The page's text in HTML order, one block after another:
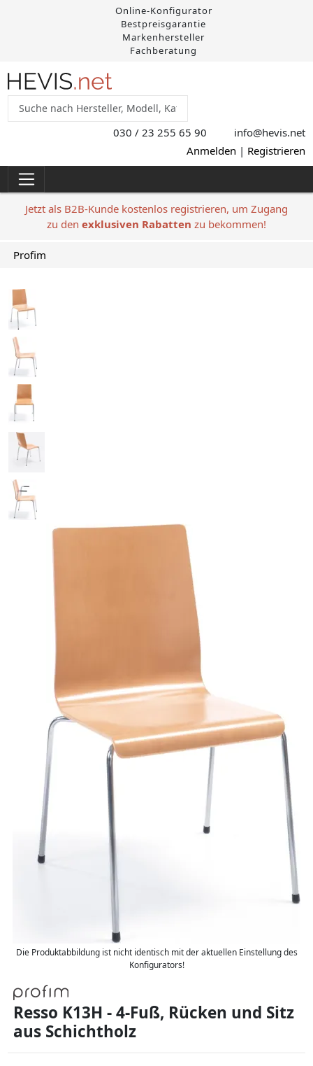
Online-Konfigurator
Bestpreisgarantie
Markenhersteller
Fachberatung
030 / 23 255 65 90 info@hevis.net
Anmelden | Registrieren
Jetzt als B2B-Kunde kostenlos registrieren, um Zugang
zu den exklusiven Rabatten zu bekommen!
Profim
Die Produktabbildung ist nicht identisch mit der aktuellen Einstellung des
Konfigurators!
Resso K13H - 4-Fuß, Rücken und Sitz
aus Schichtholz